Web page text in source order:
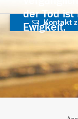
der Tod ist
Ewigkeit.
Kontakt